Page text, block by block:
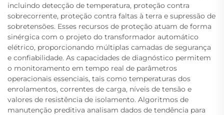
incluindo detecção de temperatura, proteção contra
sobrecorrente, proteção contra faltas à terra e supressão de
sobretensões. Esses recursos de proteção atuam de forma
sinérgica com o projeto do transformador automático
elétrico, proporcionando múltiplas camadas de segurança
e confiabilidade. As capacidades de diagnóstico permitem
o monitoramento em tempo real de parâmetros
operacionais essenciais, tais como temperaturas dos
enrolamentos, correntes de carga, níveis de tensão e
valores de resistência de isolamento. Algoritmos de
manutenção preditiva analisam dados de tendência para